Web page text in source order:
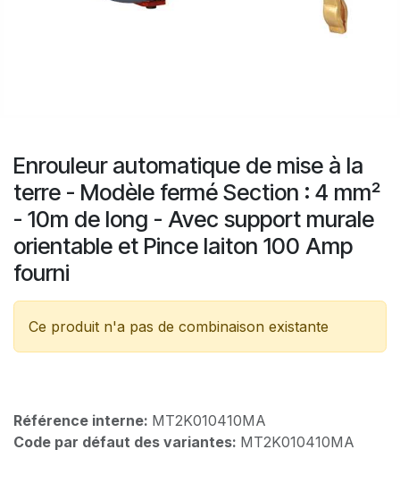
Enrouleur automatique de mise à la
terre - Modèle fermé Section : 4 mm²
- 10m de long - Avec support murale
orientable et Pince laiton 100 Amp
fourni
Ce produit n'a pas de combinaison existante
Référence interne: MT2K010410MA
Code par défaut des variantes: MT2K010410MA